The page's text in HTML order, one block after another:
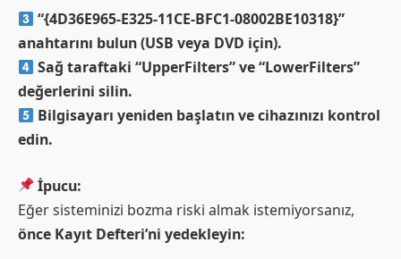
“{4D36E965-E325-11CE-BFC1-08002BE10318}”
anahtarını bulun (USB veya DVD için).
Sağ taraftaki “UpperFilters” ve “LowerFilters”
değerlerini silin.
Bilgisayarı yeniden başlatın ve cihazınızı kontrol
edin.
İpucu:
Eğer sisteminizi bozma riski almak istemiyorsanız,
önce Kayıt Defteri’ni yedekleyin: